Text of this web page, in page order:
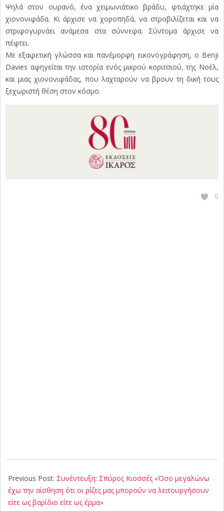
Ψηλά στον ουρανό, ένα χειμωνιάτικο βράδυ, φτιάχτηκε μία
χιονονιφάδα. Κι άρχισε να χοροπηδά, να στροβιλίζεται και να
στριφογυρνάει ανάμεσα στα σύννεφα. Σύντομα άρχισε να
πέφτει.
Με εξαιρετική γλώσσα και πανέμορφη εικονογράφηση, ο Benji
Davies αφηγείται την ιστορία ενός μικρού κοριτσιού, της Νοέλ,
και μιας χιονονιφάδας, που λαχταρούν να βρουν τη δική τους
ξεχωριστή θέση στον κόσμο.
0
09-
10
Previous Post: Συνέντευξη: Σπύρος Κιοσσές «Όσο μεγαλώνω
έχω την αίσθηση ότι οι ρίζες μας μπορούν να λειτουργήσουν
είτε ως βαρίδιο είτε ως έρμα»